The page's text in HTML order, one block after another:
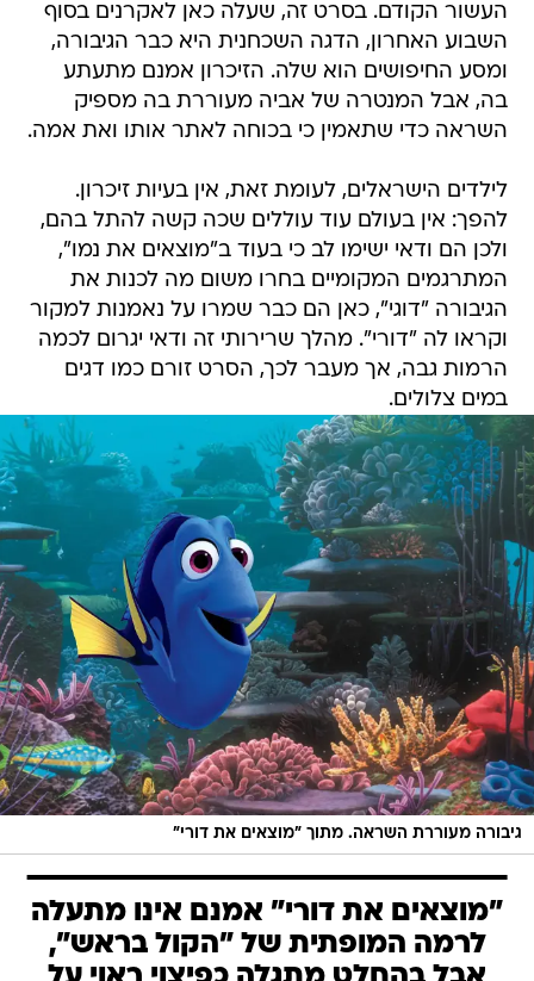
העשור הקודם. בסרט זה, שעלה כאן לאקרנים בסוף
השבוע האחרון, הדגה השכחנית היא כבר הגיבורה,
ומסע החיפושים הוא שלה. הזיכרון אמנם מתעתע
בה, אבל המנטרה של אביה מעוררת בה מספיק
השראה כדי שתאמין כי בכוחה לאתר אותו ואת אמה.
לילדים הישראלים, לעומת זאת, אין בעיות זיכרון.
להפך: אין בעולם עוד עוללים שכה קשה להתל בהם,
ולכן הם ודאי ישימו לב כי בעוד ב"מוצאים את נמו",
המתרגמים המקומיים בחרו משום מה לכנות את
הגיבורה "דוגי", כאן הם כבר שמרו על נאמנות למקור
וקראו לה "דורי". מהלך שרירותי זה ודאי יגרום לכמה
הרמות גבה, אך מעבר לכך, הסרט זורם כמו דגים
במים צלולים.
גיבורה מעוררת השראה. מתוך "מוצאים את דורי"
"מוצאים את דורי" אמנם אינו מתעלה
לרמה המופתית של "הקול בראש",